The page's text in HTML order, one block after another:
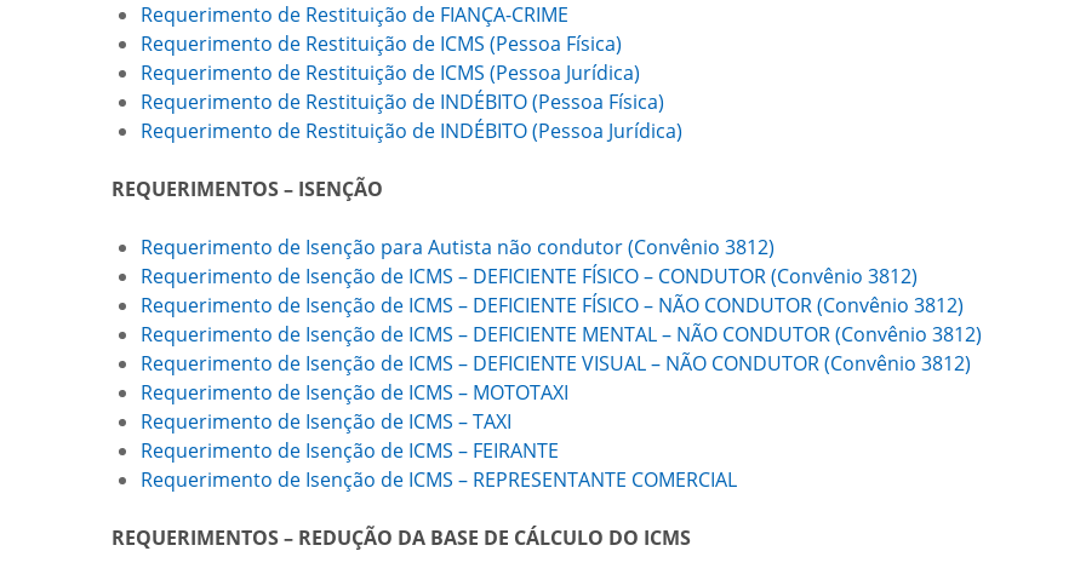
Requerimento de Restituição de FIANÇA-CRIME
Requerimento de Restituição de ICMS (Pessoa Física)
Requerimento de Restituição de ICMS (Pessoa Jurídica)
Requerimento de Restituição de INDÉBITO (Pessoa Física)
Requerimento de Restituição de INDÉBITO (Pessoa Jurídica)
REQUERIMENTOS – ISENÇÃO
Requerimento de Isenção para Autista não condutor (Convênio 3812)
Requerimento de Isenção de ICMS – DEFICIENTE FÍSICO – CONDUTOR (Convênio 3812)
Requerimento de Isenção de ICMS – DEFICIENTE FÍSICO – NÃO CONDUTOR (Convênio 3812)
Requerimento de Isenção de ICMS – DEFICIENTE MENTAL – NÃO CONDUTOR (Convênio 3812)
Requerimento de Isenção de ICMS – DEFICIENTE VISUAL – NÃO CONDUTOR (Convênio 3812)
Requerimento de Isenção de ICMS – MOTOTAXI
Requerimento de Isenção de ICMS – TAXI
Requerimento de Isenção de ICMS – FEIRANTE
Requerimento de Isenção de ICMS – REPRESENTANTE COMERCIAL
REQUERIMENTOS – REDUÇÃO DA BASE DE CÁLCULO DO ICMS